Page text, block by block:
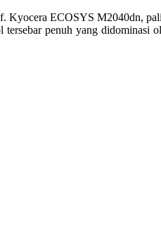
Kyocera ECOSYS M2040dn,
tersebar penuh yang